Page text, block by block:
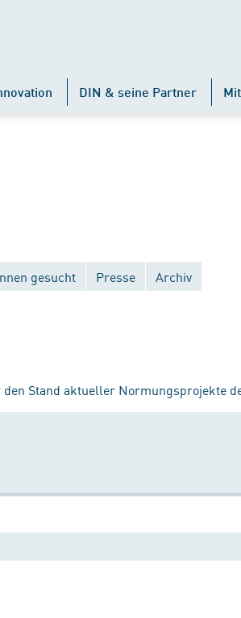
DIN & seine Partner
gesucht Presse Archiv
Stand aktueller Normungsprojekte